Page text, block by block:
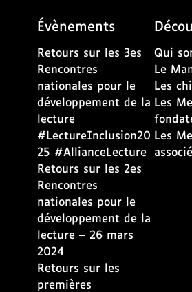
Évènements
Retours sur les 3es
Rencontres
nationales pour le
développement de la
lecture
#LectureInclusion20
25 #AllianceLecture
Retours sur les 2es
Rencontres
nationales pour le
développement de la
lecture – 26 mars
2024
Retours sur les
premières
Qui
Le
Les
Les
Les